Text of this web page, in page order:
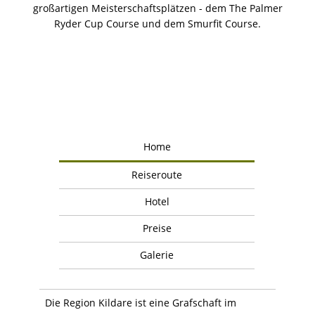
großartigen Meisterschaftsplätzen - dem The Palmer
Ryder Cup Course und dem Smurfit Course.
Home
Reiseroute
Hotel
Preise
Galerie
Die Region Kildare ist eine Grafschaft im